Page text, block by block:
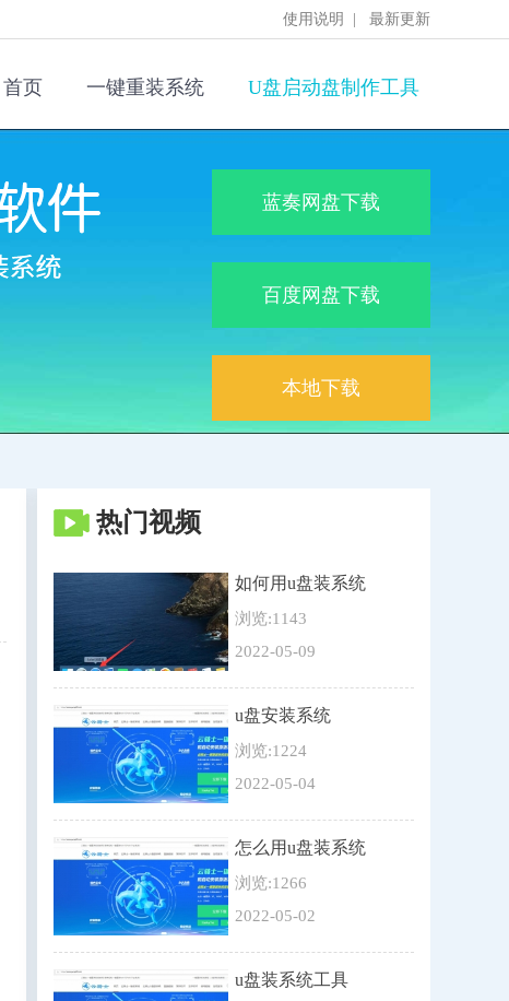
使用说明 最新更新
首页 一键重装系统 U盘启动盘制作工具
蓝奏网盘下载
百度网盘下载
本地下载
热门视频
如何用u盘装系统
浏览:1143
2022-05-09
u盘安装系统
浏览:1224
2022-05-04
怎么用u盘装系统
浏览:1266
2022-05-02
u盘装系统工具